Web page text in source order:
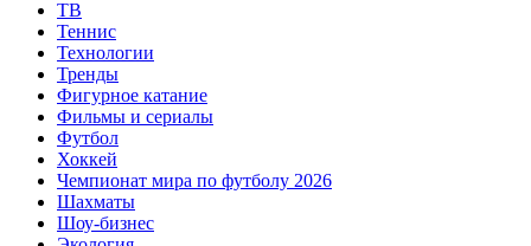
ТВ
Теннис
Технологии
Тренды
Фигурное катание
Фильмы и сериалы
Футбол
Хоккей
Чемпионат мира по футболу 2026
Шахматы
Шоу-бизнес